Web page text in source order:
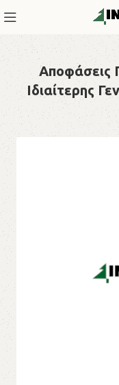
Αποφάσεις
Ιδιαίτερης